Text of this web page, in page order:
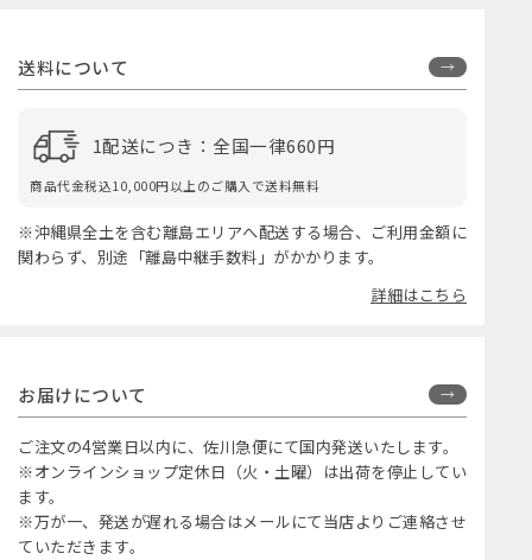
送料について
1配送につき：全国一律660円
商品代金税込10,000円以上のご購入で送料無料
※沖縄県全土を含む離島エリアへ配送する場合、ご利用金額に
関わらず、別途「離島中継手数料」がかかります。
詳細はこちら
お届けについて
ご注文の4営業日以内に、佐川急便にて国内発送いたします。
※オンラインショップ定休日（火・土曜）は出荷を停止してい
ます。
※万が一、発送が遅れる場合はメールにて当店よりご連絡させ
ていただきます。